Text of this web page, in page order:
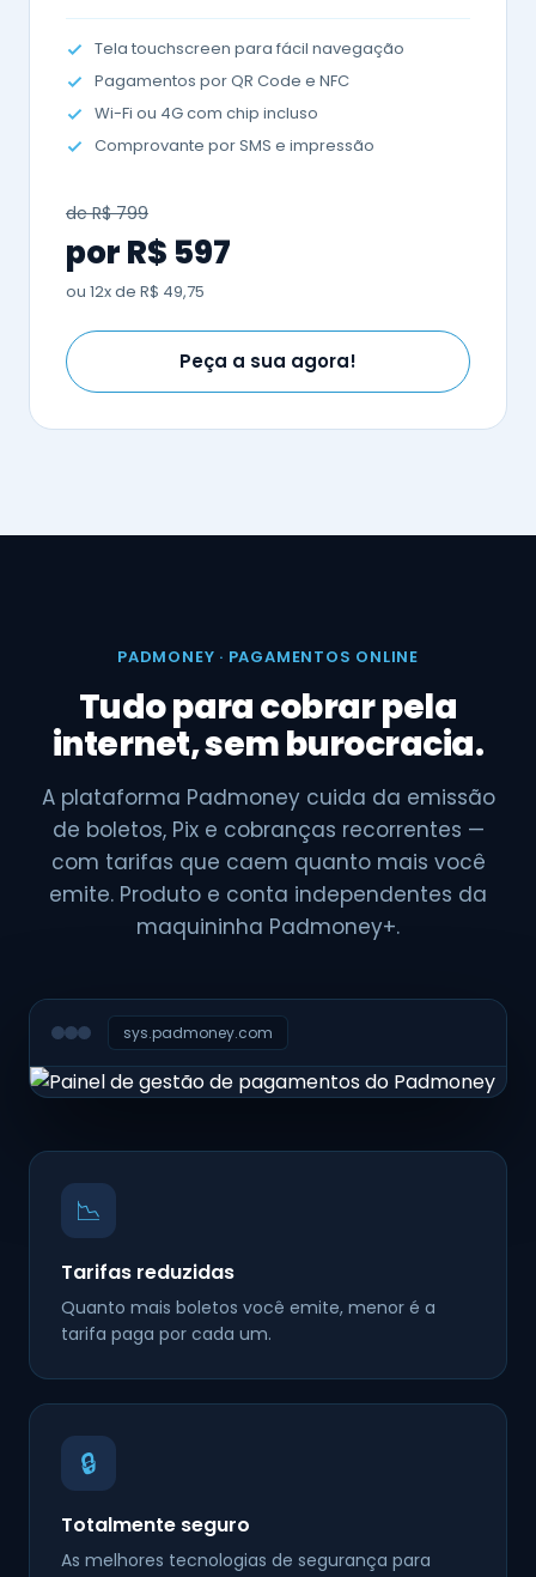
Tela touchscreen para fácil navegação
Pagamentos por QR Code e NFC
Wi-Fi ou 4G com chip incluso
Comprovante por SMS e impressão
de R$ 799
por R$ 597
ou 12x de R$ 49,75
Peça a sua agora!
PADMONEY · PAGAMENTOS ONLINE
Tudo para cobrar pela
internet, sem burocracia.
A plataforma Padmoney cuida da emissão
de boletos, Pix e cobranças recorrentes —
com tarifas que caem quanto mais você
emite. Produto e conta independentes da
maquininha Padmoney+.
sys.padmoney.com
📉
Tarifas reduzidas
Quanto mais boletos você emite, menor é a
tarifa paga por cada um.
🔒
Totalmente seguro
As melhores tecnologias de segurança para